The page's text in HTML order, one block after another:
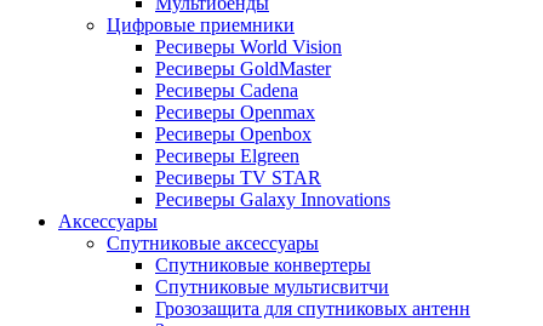
Цифровые приемники
Ресиверы World Vision
Ресиверы GoldMaster
Ресиверы Cadena
Ресиверы Openmax
Ресиверы Openbox
Ресиверы Elgreen
Ресиверы TV STAR
Ресиверы Galaxy Innovations
Аксессуары
Спутниковые аксессуары
Спутниковые конвертеры
Спутниковые мультисвитчи
Грозозащита для спутниковых антенн